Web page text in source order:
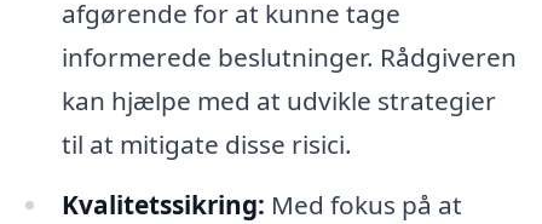
afgørende for at kunne tage
informerede beslutninger. Rådgiveren
kan hjælpe med at udvikle strategier
til at mitigate disse risici.
Kvalitetssikring: Med fokus på at